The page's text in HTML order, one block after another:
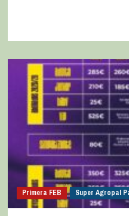
Primera FEB Super Agropal